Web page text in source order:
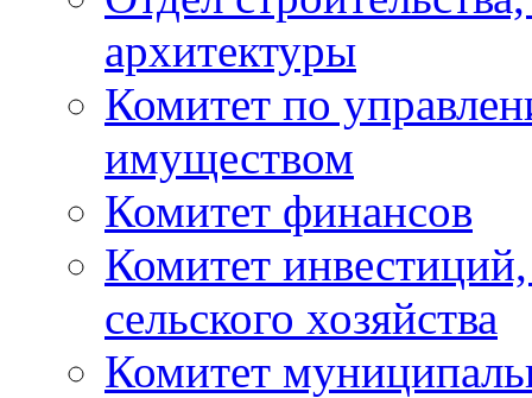
архитектуры
Комитет по
имуществом
Комитет финансов
Комитет
сельского хозяйства
Комитет